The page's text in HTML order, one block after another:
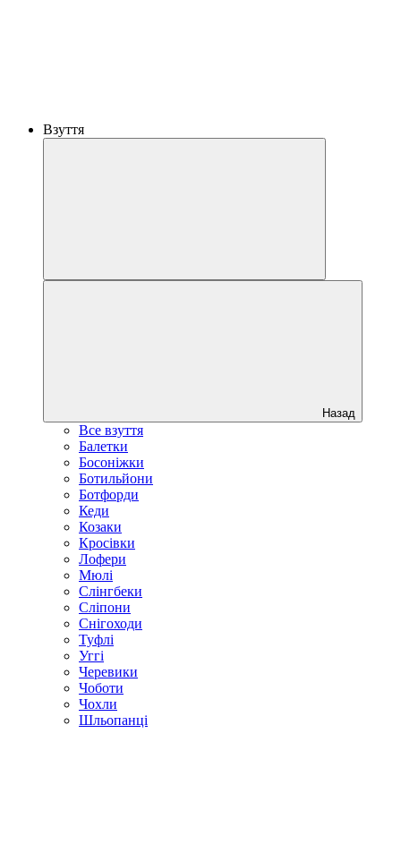
Взуття
Назад
Все взуття
Балетки
Босоніжки
Ботильйони
Ботфорди
Кеди
Козаки
Кросівки
Лофери
Мюлі
Слінгбеки
Сліпони
Снігоходи
Туфлі
Уггі
Черевики
Чоботи
Чохли
Шльопанці